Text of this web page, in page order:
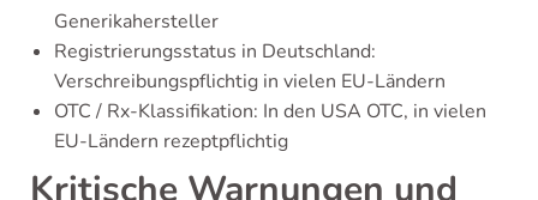
Generikahersteller
Registrierungsstatus in Deutschland:
Verschreibungspflichtig in vielen EU-Ländern
OTC / Rx-Klassifikation: In den USA OTC, in vielen
EU-Ländern rezeptpflichtig
Kritische Warnungen und